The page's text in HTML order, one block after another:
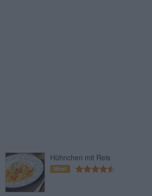
Hühnchen mit Reis
Mittel